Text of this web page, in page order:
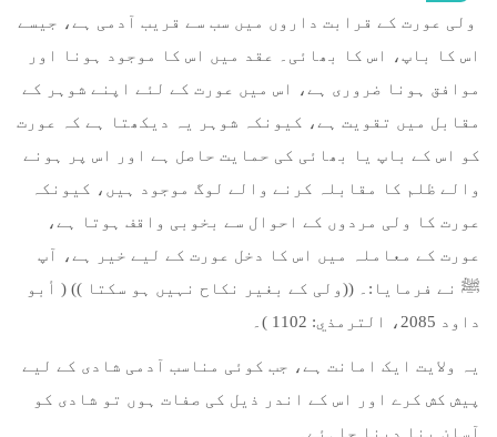
ولی عورت کے قرابت داروں میں سب سے قریب آدمی ہے، جیسے
اس کا باپ، اس کا بھائی۔ عقد میں اس کا موجود ہونا اور
موافق ہونا ضروری ہے، اس میں عورت کے لئے اپنے شوہر کے
مقابل میں تقویت ہے، کیونکہ شوہر یہ دیکھتا ہے کہ عورت
کو اس کے باپ یا بھائی کی حمایت حاصل ہے اور اس پر ہونے
والے ظلم کا مقابلہ کرنے والے لوگ موجود ہیں، کیونکہ
عورت کا ولی مردوں کے احوال سے بخوبی واقف ہوتا ہے،
عورت کے معاملہ میں اس کا دخل عورت کے لیے خیر ہے، آپ
ﷺ نے فرمایا:۔ ((ولی کے بغیر نکاح نہیں ہو سکتا )) ( أبو
داود 2085، الترمذي: 1102 )۔
یہ ولایت ایک امانت ہے، جب کوئی مناسب آدمی شادی کے لیے
پیش کش کرے اور اس کے اندر ذیل کی صفات ہوں تو شادی کو
آسان بنا دینا چاہئے۔